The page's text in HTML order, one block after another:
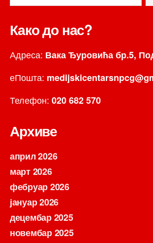
Како до нас?
Адреса: Вака Ђуровића бр.5,
еПошта:
Телефон: 020 682 570
Архиве
април 2026
март 2026
фебруар 2026
јануар 2026
децембар 2025
новембар 2025